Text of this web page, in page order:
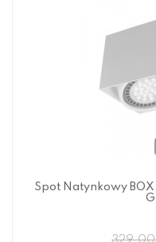
Spot Natynkowy BOX
329.00